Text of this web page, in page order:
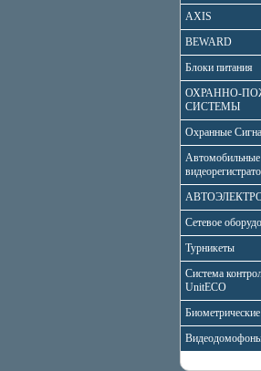
AXIS
BEWARD
Блоки питания
ОХРАННО-
СИСТЕМЫ
Охранные
Автомобильные
Сетевое
Турникеты
Система
UnitECO